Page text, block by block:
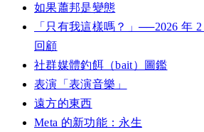
如果蕭邦是變態
「只有我這樣嗎？」──2026 年
回顧
社群媒體釣餌（bait）圖鑑
表演「表演音樂」
遠方的東西
Meta 的新功能：永生